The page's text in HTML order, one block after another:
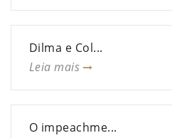
Dilma e Col...
Leia mais
O impeachme...